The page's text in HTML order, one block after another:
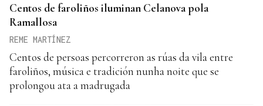
Centos de faroliños iluminan Celanova pola
Ramallosa
REME MARTÍNEZ
Centos de persoas percorreron as rúas da vila entre
faroliños, música e tradición nunha noite que se
prolongou ata a madrugada